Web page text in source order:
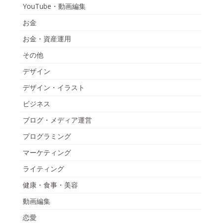
YouTube・動画編集
お金
お金・資産運用
その他
デザイン
デザイン・イラスト
ビジネス
ブログ・メディア運営
プログラミング
マーケティング
ライティング
健康・食事・美容
動画編集
恋愛